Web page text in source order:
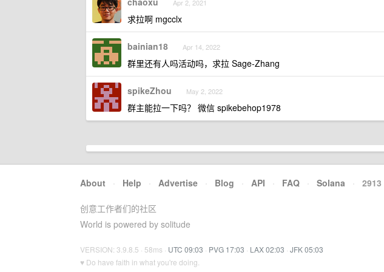
Apr 2, 2021
求拉啊 mgcclx
bainian18 Apr 14, 2022
群里还有人吗活动吗，求拉 Sage-Zhang
spikeZhou May 2, 2022
群主能拉一下吗？ 微信 spikebehop1978
About · Help · Advertise · Blog · API · FAQ · Solana ·
创意工作者们的社区
World is powered by solitude
VERSION: 3.9.8.5 · 58ms · UTC 09:03 · PVG 17:03 · LAX 02:03 · JFK 05:03
♥ Do have faith in what you're doing.